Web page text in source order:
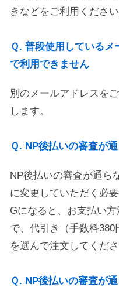
きなどをご利用ください
Ｑ. 普段使用している
で利用できません
別のメールアドレスを
します。
Ｑ. NP後払いの審査が
NP後払いの審査が通ら
に変更していただく必
Gになると、お支払い
で、代引き（手数料
を選んで注文してくださ
Ｑ. NP後払いの審査が